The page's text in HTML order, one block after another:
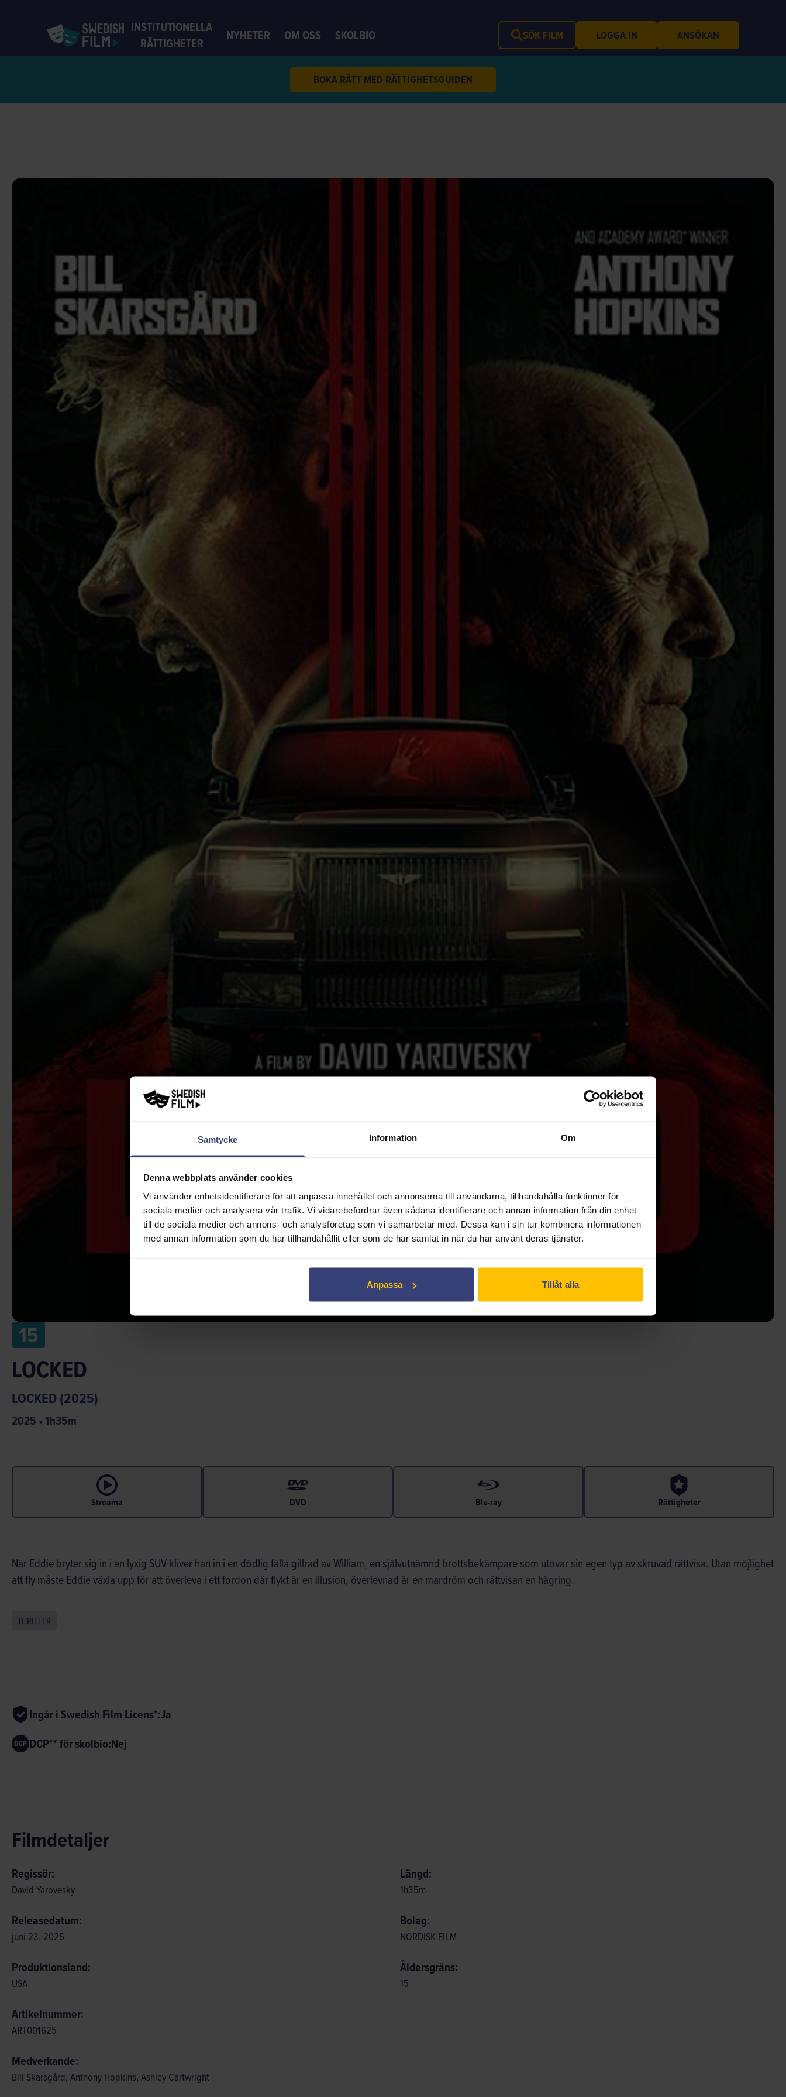
Samtycke Information Om
Denna webbplats använder cookies
Vi använder enhetsidentifierare för att anpassa innehållet och annonserna till användarna, tillhandahålla funktioner för
sociala medier och analysera vår trafik. Vi vidarebefordrar även sådana identifierare och annan information från din enhet
till de sociala medier och annons- och analysföretag som vi samarbetar med. Dessa kan i sin tur kombinera informationen
med annan information som du har tillhandahållit eller som de har samlat in när du har använt deras tjänster.
Anpassa Tillåt alla
INSTITUTIONELLA
RÄTTIGHETER
NYHETER OM OSS SKOLBIO SÖK FILM LOGGA IN ANSÖKAN
BOKA RÄTT MED RÄTTIGHETSGUIDEN
15
LOCKED
LOCKED (2025)
2025 •1h35m
Streama DVD Blu-ray Rättigheter
När Eddie bryter sig in i en lyxig SUV kliver han in i en dödlig fälla gillrad av William, en självutnämnd brottsbekämpare som utövar sin egen typ av skruvad rättvisa. Utan möjlighet
att fly måste Eddie växla upp för att överleva i ett fordon där flykt är en illusion, överlevnad är en mardröm och rättvisan en hägring.
THRILLER
Ingår i Swedish Film Licens*:Ja
DCP** för skolbio:Nej
Filmdetaljer
Regissör:
David Yarovesky
Längd:
1h35m
Releasedatum:
juni 23, 2025
Bolag:
NORDISK FILM
Produktionsland:
USA
Åldersgräns:
15
Artikelnummer:
ART001625
Medverkande:
Bill Skarsgård, Anthony Hopkins, Ashley Cartwright